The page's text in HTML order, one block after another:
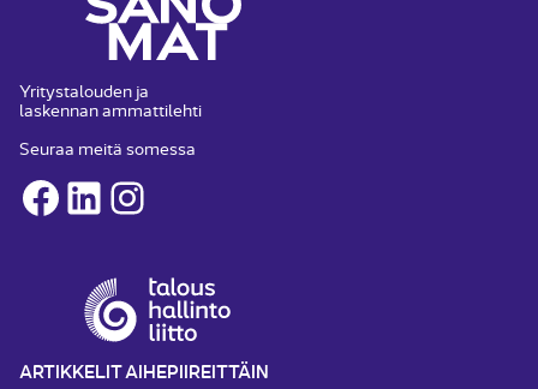
Yritystalouden ja
laskennan ammattilehti
Seuraa meitä somessa
Facebook
LinkedInInstagram
ARTIKKELIT AIHEPIIREITTÄIN